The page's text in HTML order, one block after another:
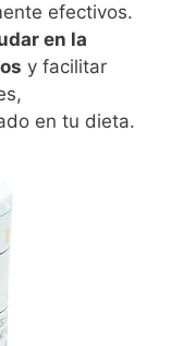
efectivos.
en la
y facilitar
en tu dieta.